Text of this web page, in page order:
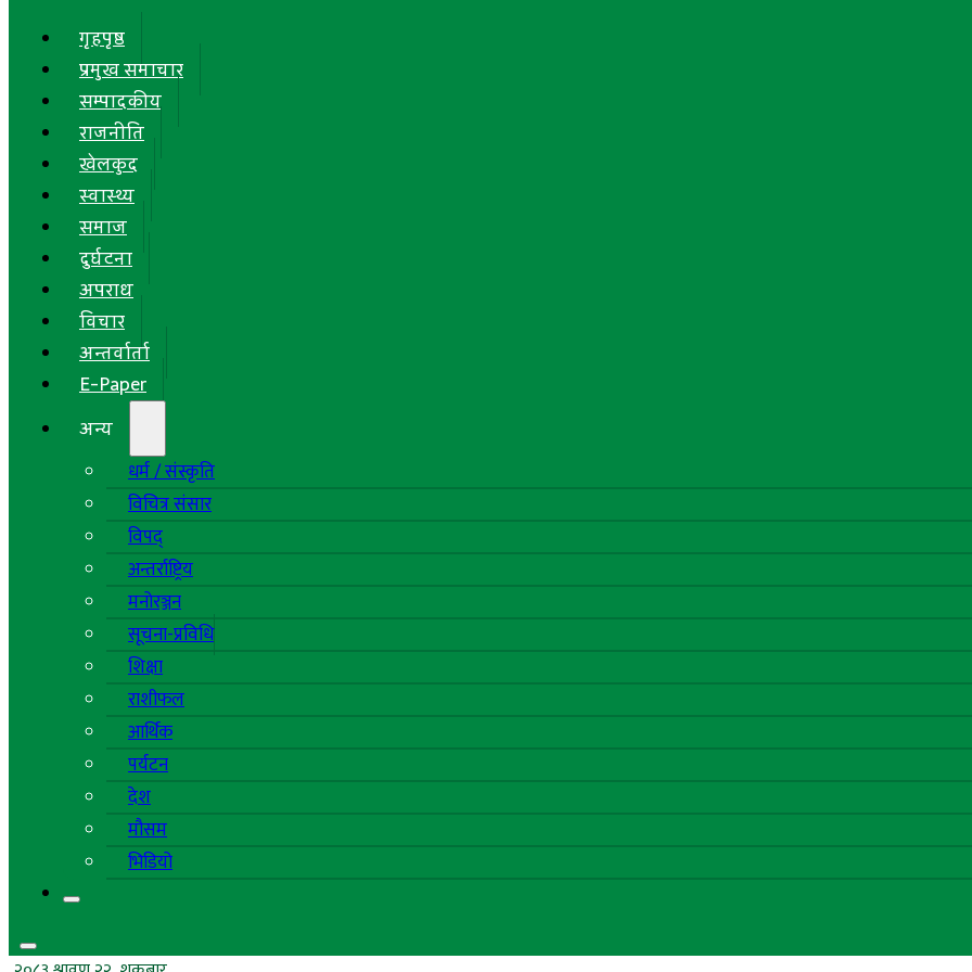
गृहपृष्ठ
प्रमुख समाचार
सम्पादकीय
राजनीति
खेलकुद
स्वास्थ्य
समाज
दुर्घटना
अपराध
विचार
अन्तर्वार्ता
E-Paper
अन्य
धर्म / संस्कृति
विचित्र संसार
विपद्
अन्तर्राष्ट्रिय
मनोरञ्जन
सूचना-प्रविधि
शिक्षा
राशीफल
आर्थिक
पर्यटन
देश
मौसम
भिडियो